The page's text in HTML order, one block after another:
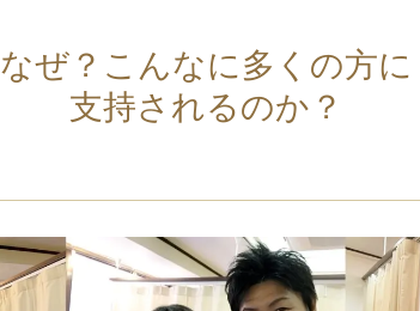
なぜ？こんなに多くの方に
支持されるのか？